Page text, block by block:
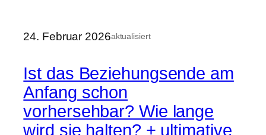
24. Februar 2026aktualisiert
Ist das Beziehungsende am
Anfang schon
vorhersehbar? Wie lange
wird sie halten? + ultimative